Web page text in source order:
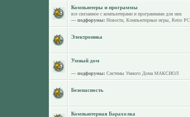
Компьютеры и программы
все связанное с компьютерами и программами для них
— подфорумы: Новости, Компьютерные игры, Retro PC
Электроника
Умный дом
— подфорумы: Системы Умного Дома МАКСИОЛ
Безопасность
Компьютерная Барахолка